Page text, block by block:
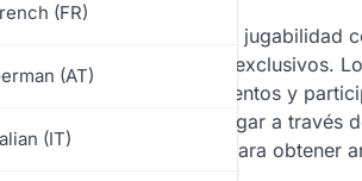
(FR)
(AT)
(IT)
que mejoran tanto la jugabilidad
cosméticos y trajes exclusivos.
participando en eventos y
jugadores pueden navegar a través
en eventos especiales para obtener